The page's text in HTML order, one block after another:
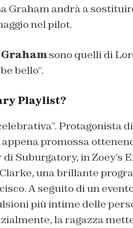
Graham andrà a
nel pilot.
sono quelli di
bello“.
Playlist?
Protagonista
promossa
Suburgatory, in Zoey’s
una brillante
A seguito di un
più intime delle
la ragazza